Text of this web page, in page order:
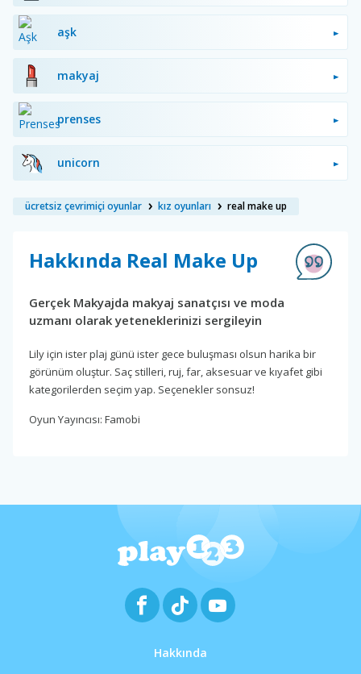
aşk
makyaj
prenses
unicorn
ücretsiz çevrimiçi oyunlar kız oyunları real make up
Hakkında Real Make Up
Gerçek Makyajda makyaj sanatçısı ve moda
uzmanı olarak yeteneklerinizi sergileyin
Lily için ister plaj günü ister gece buluşması olsun harika bir
görünüm oluştur. Saç stilleri, ruj, far, aksesuar ve kıyafet gibi
kategorilerden seçim yap. Seçenekler sonsuz!
Oyun Yayıncısı: Famobi
Hakkında